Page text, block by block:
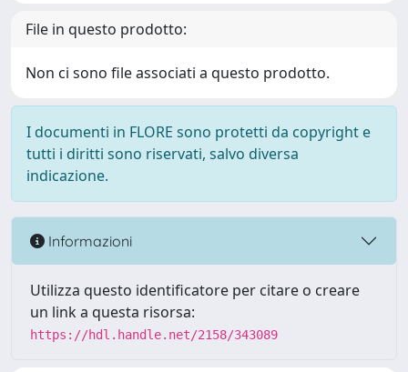
File in questo prodotto:
Non ci sono file associati a questo prodotto.
I documenti in FLORE sono protetti da copyright e
tutti i diritti sono riservati, salvo diversa
indicazione.
Informazioni
Utilizza questo identificatore per citare o creare
un link a questa risorsa:
https://hdl.handle.net/2158/343089